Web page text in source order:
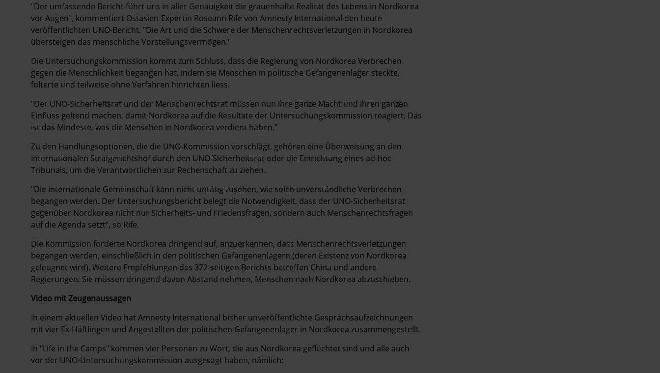
"Der umfassende Bericht führt uns in aller Genauigkeit die grauenhafte Realität des Lebens in Nordkorea
vor Augen", kommentiert Ostasien-Expertin Roseann Rife von Amnesty International den heute
veröffentlichten UNO-Bericht. "Die Art und die Schwere der Menschenrechtsverletzungen in Nordkorea
übersteigen das menschliche Vorstellungsvermögen."
Die Untersuchungskommission kommt zum Schluss, dass die Regierung von Nordkorea Verbrechen
gegen die Menschlichkeit begangen hat, indem sie Menschen in politische Gefangenenlager steckte,
folterte und teilweise ohne Verfahren hinrichten liess.
"Der UNO-Sicherheitsrat und der Menschenrechtsrat müssen nun ihre ganze Macht und ihren ganzen
Einfluss geltend machen, damit Nordkorea auf die Resultate der Untersuchungskommission reagiert. Das
ist das Mindeste, was die Menschen in Nordkorea verdient haben."
Zu den Handlungsoptionen, die die UNO-Kommission vorschlägt, gehören eine Überweisung an den
Internationalen Strafgerichtshof durch den UNO-Sicherheitsrat oder die Einrichtung eines ad-hoc-
Tribunals, um die Verantwortlichen zur Rechenschaft zu ziehen.
"Die internationale Gemeinschaft kann nicht untätig zusehen, wie solch unverständliche Verbrechen
begangen werden. Der Untersuchungsbericht belegt die Notwendigkeit, dass der UNO-Sicherheitsrat
gegenüber Nordkorea nicht nur Sicherheits- und Friedensfragen, sondern auch Menschenrechtsfragen
auf die Agenda setzt", so Rife.
Die Kommission forderte Nordkorea dringend auf, anzuerkennen, dass Menschenrechtsverletzungen
begangen werden, einschließlich in den politischen Gefangenenlagern (deren Existenz von Nordkorea
geleugnet wird). Weitere Empfehlungen des 372-seitigen Berichts betreffen China und andere
Regierungen: Sie müssen dringend davon Abstand nehmen, Menschen nach Nordkorea abzuschieben.
Video mit Zeugenaussagen
In einem aktuellen Video hat Amnesty International bisher unveröffentlichte Gesprächsaufzeichnungen
mit vier Ex-Häftlingen und Angestellten der politischen Gefangenenlager in Nordkorea zusammengestellt.
In "Life in the Camps" kommen vier Personen zu Wort, die aus Nordkorea geflüchtet sind und alle auch
vor der UNO-Untersuchungskommission ausgesagt haben, nämlich: